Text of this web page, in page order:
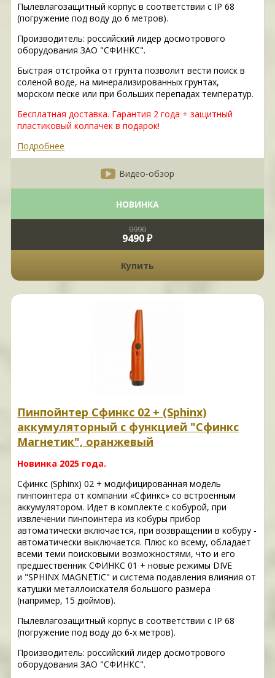
Пылевлагозащитный корпус в соответствии с IP 68
(погружение под воду до 6 метров).
Производитель: российский лидер досмотрового
оборудования ЗАО "СФИНКС".
Быстрая отстройка от грунта позволит вести поиск в
соленой воде, на минерализированных грунтах,
морском песке или при больших перепадах температур.
Бесплатная доставка. Гарантия 2 года + защитный
пластиковый колпачек в подарок!
Подробнее
Видео-обзор
НОВИНКА
9990
9490 ₽
Купить
Пинпойнтер Сфинкс 02 + (Sphinx)
аккумуляторный с функцией "Сфинкс
Магнетик", оранжевый
Новинка 2025 года.
Сфинкс (Sphinx) 02 + модифицированная модель
пинпоинтера от компании «Сфинкс» со встроенным
аккумулятором. Идет в комплекте с кобурой, при
извлечении пинпоинтера из кобуры прибор
автоматически включается, при возвращении в кобуру -
автоматически выключается. Плюс ко всему, обладает
всеми теми поисковыми возможностями, что и его
предшественник СФИНКС 01 + новые режимы DIVE
и "SPHINX MAGNETIC" и система подавления влияния от
катушки металлоискателя большого размера
(например, 15 дюймов).
Пылевлагозащитный корпус в соответствии с IP 68
(погружение под воду до 6-х метров).
Производитель: российский лидер досмотрового
оборудования ЗАО "СФИНКС".